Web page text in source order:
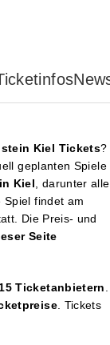
Kiel Tickets?
geplanten Spiele
Kiel, darunter alle
Spiel findet am
Die Preis- und
Seite
Ticketanbietern.
. Tickets